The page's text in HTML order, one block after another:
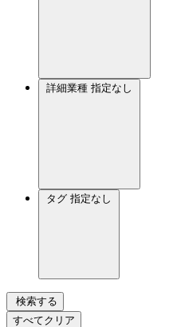
詳細業種 指定なし
タグ 指定なし
検索する
すべてクリア